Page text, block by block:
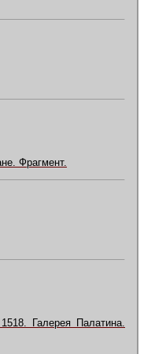
Фрагмент.
Галерея Палатина.